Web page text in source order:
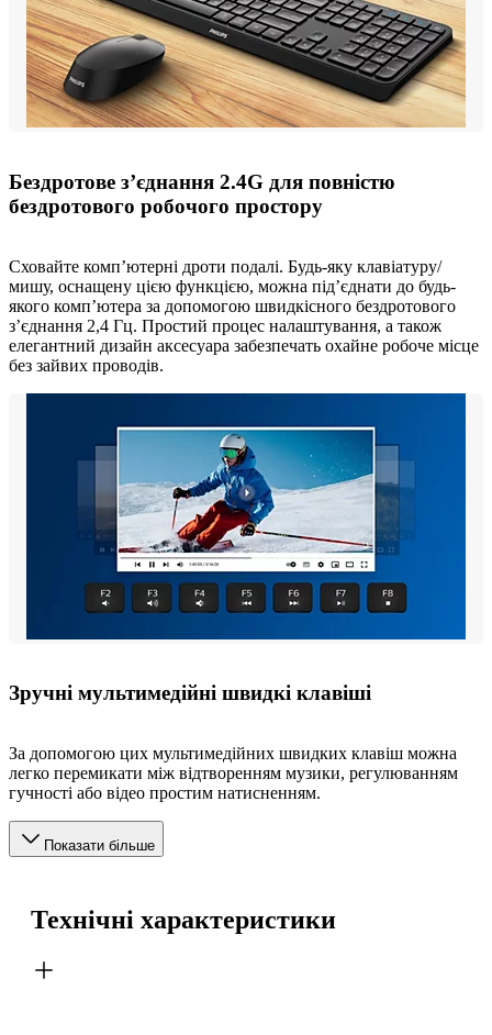
Бездротове з’єднання 2.4G для повністю
бездротового робочого простору
Сховайте комп’ютерні дроти подалі. Будь-яку клавіатуру/
мишу, оснащену цією функцією, можна під’єднати до будь-
якого комп’ютера за допомогою швидкісного бездротового
з’єднання 2,4 Гц. Простий процес налаштування, а також
елегантний дизайн аксесуара забезпечать охайне робоче місце
без зайвих проводів.
Зручні мультимедійні швидкі клавіші
За допомогою цих мультимедійних швидких клавіш можна
легко перемикати між відтворенням музики, регулюванням
гучності або відео простим натисненням.
Показати більше
Технічні характеристики